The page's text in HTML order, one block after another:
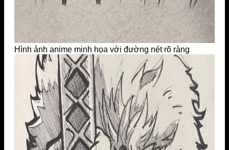
Hình ảnh anime minh họa với đường nét rõ ràng